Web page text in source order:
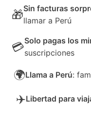
🎁Sin facturas
llamar a Perú
💳Solo pagas los
suscripciones
🌍Llama a Perú:
✈️Libertad para